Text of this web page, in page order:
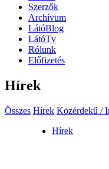
Szerzők
Archívum
LátóBlog
LátóTv
Rólunk
Előfizetés
Hírek
Összes Hírek Közérdekű /
Hírek